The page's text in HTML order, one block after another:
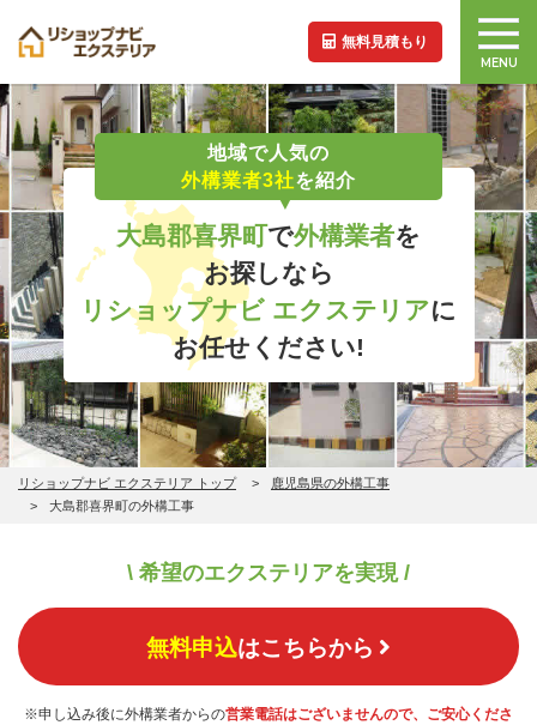
無料見積もり
MENU
地域で人気の
外構業者3社を紹介
大島郡喜界町で外構業者を
お探しなら
リショップナビ エクステリアに
お任せください!
リショップナビ エクステリア トップ
鹿児島県の外構工事
大島郡喜界町の外構工事
\ 希望のエクステリアを実現 /
無料申込はこちらから
※申し込み後に外構業者からの営業電話はございませんので、ご安心くださ